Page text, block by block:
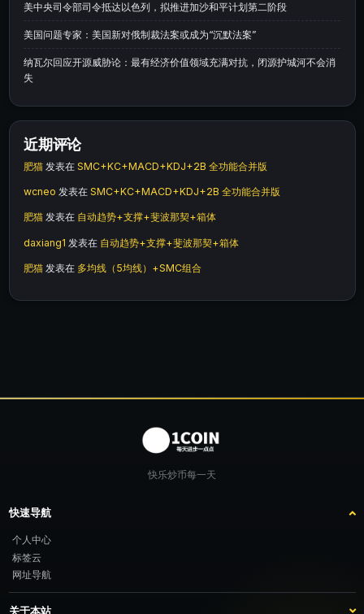
美中央司令部司令抵达以色列，拟推进加沙和平计划第二阶段
美国问题专家：美国新对俄制裁法案或成为“沉默法案”
纳瓦尔回应开源威胁论：最有经济价值领域充满对抗，闭源护城河不会消
失
近期评论
肥猫 发表在 SMC+KC+MACD+KDJ+2B 全功能合并版
wcneo 发表在 SMC+KC+MACD+KDJ+2B 全功能合并版
肥猫 发表在 自动趋势+支撑+斐波那契+箱体
daxiang1 发表在 自动趋势+支撑+斐波那契+箱体
肥猫 发表在 多均线（5均线）+SMC组合
快乐炒币每一天
快速导航
个人中心
标签云
网址导航
关于本站